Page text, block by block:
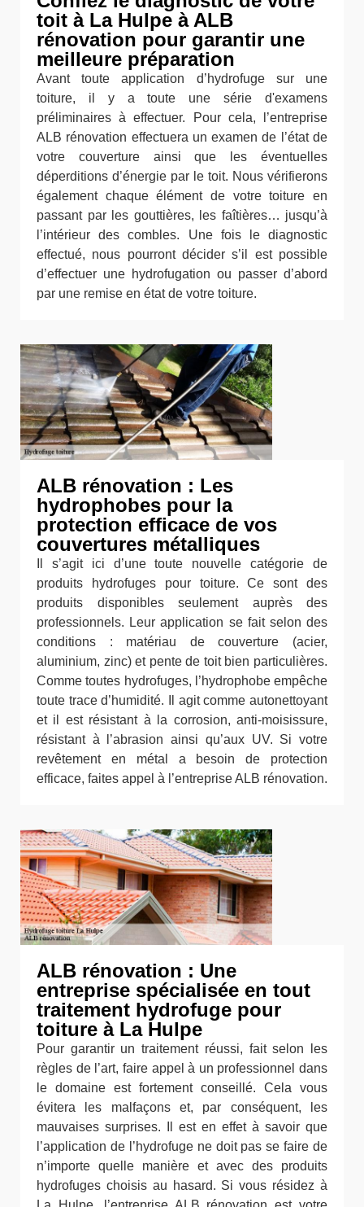
toit à La Hulpe à ALB
rénovation pour garantir une
meilleure préparation
Avant toute application d’hydrofuge sur une
toiture, il y a toute une série d'examens
préliminaires à effectuer. Pour cela, l’entreprise
ALB rénovation effectuera un examen de l’état de
votre couverture ainsi que les éventuelles
déperditions d’énergie par le toit. Nous vérifierons
également chaque élément de votre toiture en
passant par les gouttières, les faîtières… jusqu’à
l’intérieur des combles. Une fois le diagnostic
effectué, nous pourront décider s’il est possible
d’effectuer une hydrofugation ou passer d’abord
par une remise en état de votre toiture.
ALB rénovation : Les
hydrophobes pour la
protection efficace de vos
couvertures métalliques
Il s’agit ici d’une toute nouvelle catégorie de
produits hydrofuges pour toiture. Ce sont des
produits disponibles seulement auprès des
professionnels. Leur application se fait selon des
conditions : matériau de couverture (acier,
aluminium, zinc) et pente de toit bien particulières.
Comme toutes hydrofuges, l’hydrophobe empêche
toute trace d’humidité. Il agit comme autonettoyant
et il est résistant à la corrosion, anti-moisissure,
résistant à l’abrasion ainsi qu’aux UV. Si votre
revêtement en métal a besoin de protection
efficace, faites appel à l’entreprise ALB rénovation.
ALB rénovation : Une
entreprise spécialisée en tout
traitement hydrofuge pour
toiture à La Hulpe
Pour garantir un traitement réussi, fait selon les
règles de l’art, faire appel à un professionnel dans
le domaine est fortement conseillé. Cela vous
évitera les malfaçons et, par conséquent, les
mauvaises surprises. Il est en effet à savoir que
l’application de l’hydrofuge ne doit pas se faire de
n’importe quelle manière et avec des produits
hydrofuges choisis au hasard. Si vous résidez à